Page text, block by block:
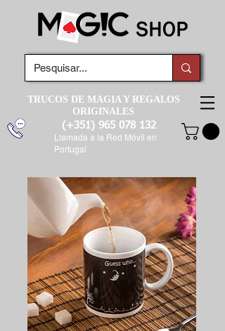
TRUCOS DE MAGIA Y REGALOS
ORIGINALES
(+351) 965 078 132
Llamada a la Red Móvil en
Portugal